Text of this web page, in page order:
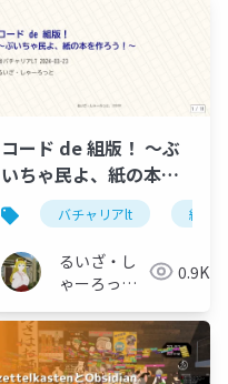
コード de 組版！ 〜ぶ
いちゃ民よ、紙の本を
作ろう！〜バチャリアlt 組版
るいざ・し
ゃーろっと
Луiза-
шарлотта
Йосифівна)
0.9K